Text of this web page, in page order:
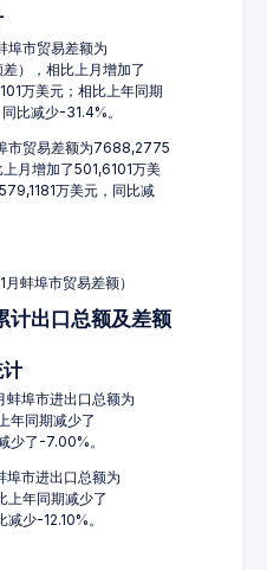
埠市贸易差额为
），相比上月增加了
万美元；相比上年同期
比减少-31.4%。
市贸易差额为7688,2775
月增加了501,6101万美
万美元，同比减
蚌埠市贸易差额）
计出口总额及差额
计
蚌埠市进出口总额为
年同期减少了
少了-7.00%。
埠市进出口总额为
上年同期减少了
少-12.10%。